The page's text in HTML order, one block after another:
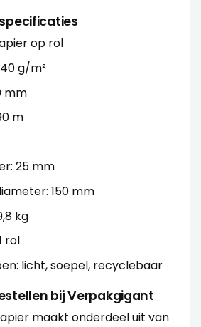
op rol
g/m²
mm
m
25 mm
150 mm
kg
rol
licht, soepel, recyclebaar
bij Verpakgigant
maakt onderdeel uit van